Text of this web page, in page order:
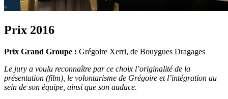
Prix 2016
Prix Grand Groupe : Grégoire Xerri, de Bouygues Dragages
Le jury a voulu reconnaître par ce choix l’originalité de la
présentation (film), le volontarisme de Grégoire et l’intégration au
sein de son équipe, ainsi que son audace.